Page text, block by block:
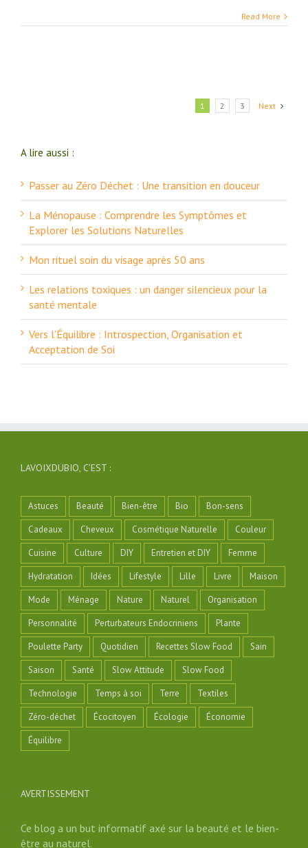
Read More
1 2 3 Next
A lire aussi :
Passer au Zéro Déchet : Une transition en douceur
La Ménopause : Comprendre les Symptômes et
Explorer les Solutions Naturelles
Mon rituel soin du visage après 50 ans
Les relations toxiques : un danger silencieux pour la
santé mentale
Vers l’Équilibre : Introspection, Organisation et
Acceptation de Soi
LAVOIXDUBIO, C’EST :
Astuces Beauté Bien-être Bio
Bon-sens
Cadeaux
Cheveux Cosmétique Naturelle
Couleur
Cuisine
Culture DIY Entretien et DIY
Femme
Hydratation
Idées Lifestyle Lille Livre
Maison
Mode
Ménage Nature Naturel
Organisation
Personnalité
Perturbateurs Endocriniens
Plante
Poulette Party
Quotidien Recettes Slow Food
Sain
Saison
Santé Slow Attitude
Slow Food
Technologie
Temps à soi Terre
Textiles
Zéro-déchet
Écocitoyen Écologie
Économie
Équilibre
AVERTISSEMENT
Ce blog a un but informatif axé sur la beauté et le bien-
être au naturel.